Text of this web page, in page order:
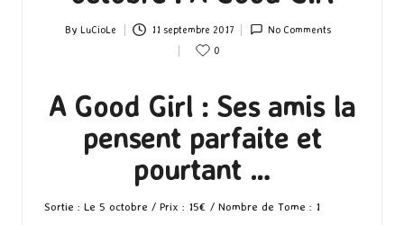
Posted
By LuCioLe 11 septembre 2017
No Comments
0
A Good Girl : Ses amis la
pensent parfaite et
pourtant …
Sortie : Le 5 octobre / Prix : 15€ / Nombre de Tome : 1